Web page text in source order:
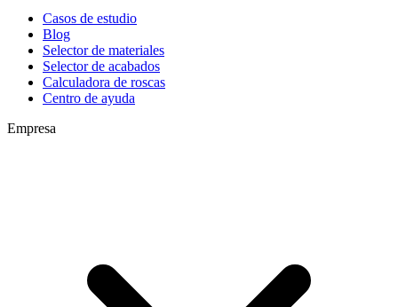
Casos de estudio
Blog
Selector de materiales
Selector de acabados
Calculadora de roscas
Centro de ayuda
Empresa